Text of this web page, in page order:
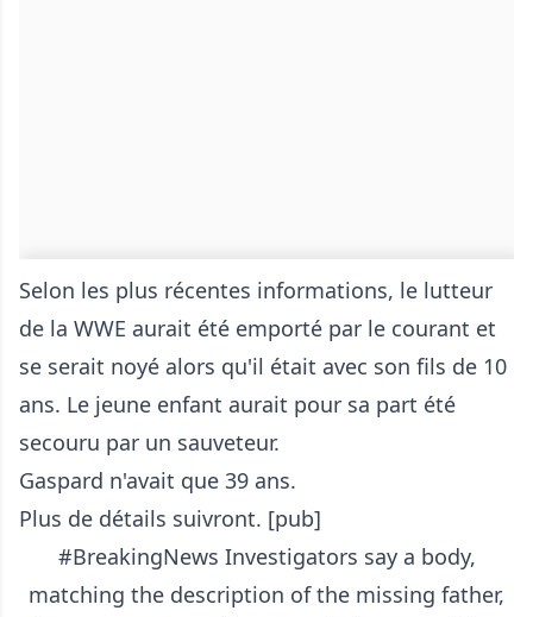
Selon les plus récentes informations, le lutteur
de la WWE aurait été emporté par le courant et
se serait noyé alors qu'il était avec son fils de 10
ans. Le jeune enfant aurait pour sa part été
secouru par un sauveteur.
Gaspard n'avait que 39 ans.
Plus de détails suivront. [pub]
#BreakingNews Investigators say a body,
matching the description of the missing father,